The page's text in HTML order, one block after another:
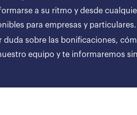
a su ritmo y desde
para empresas y
duda sobre las bonificaciones,
equipo y te informaremos